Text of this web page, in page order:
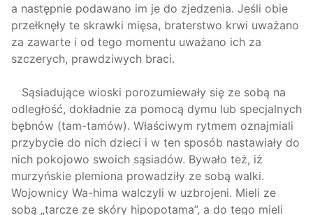
a następnie podawano im je do zjedzenia. Jeśli obie
przełknęły te skrawki mięsa, braterstwo krwi uważano
za zawarte i od tego momentu uważano ich za
szczerych, prawdziwych braci.
Sąsiadujące wioski porozumiewały się ze sobą na
odległość, dokładnie za pomocą dymu lub specjalnych
bębnów (tam-tamów). Właściwym rytmem oznajmiali
przybycie do nich dzieci i w ten sposób nastawiały do
nich pokojowo swoich sąsiadów. Bywało też, iż
murzyńskie plemiona prowadziły ze sobą walki.
Wojownicy Wa-hima walczyli w uzbrojeni. Mieli ze
sobą „tarcze ze skóry hipopotama”, a do tego mieli